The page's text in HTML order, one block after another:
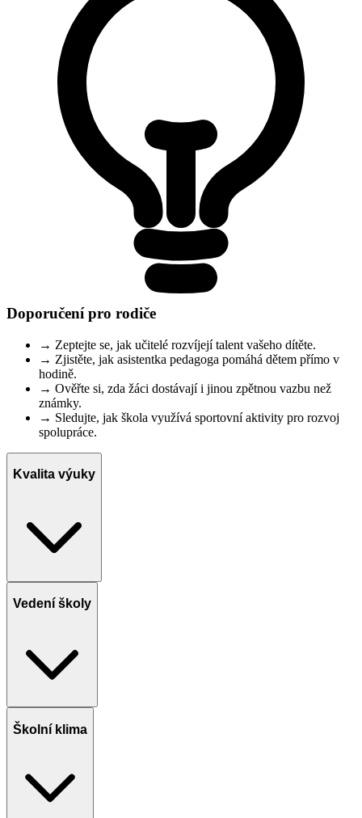
Doporučení pro rodiče
→ Zeptejte se, jak učitelé rozvíjejí talent vašeho dítěte.
→ Zjistěte, jak asistentka pedagoga pomáhá dětem přímo v
hodině.
→ Ověřte si, zda žáci dostávají i jinou zpětnou vazbu než
známky.
→ Sledujte, jak škola využívá sportovní aktivity pro rozvoj
spolupráce.
Kvalita výuky
Vedení školy
Školní klima